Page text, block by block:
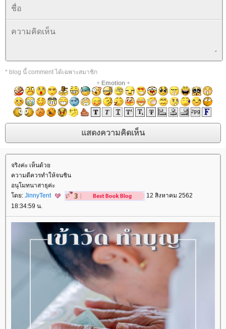
* blog นี้ comment ได้เฉพาะสมาชิก
+ Emotion+
จริงค่ะ เห็นด้ว
ความดีควรทำให้จนชิน
อนุโมทนาสาธุค่ะ
ดย: JinnyTent
12 สิงหาคม 2562
18:34:59 น.